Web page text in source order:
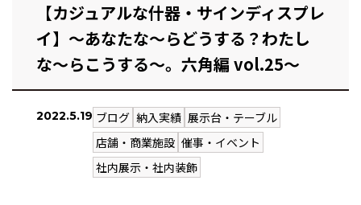
【カジュアルな什器・サインディスプレ
イ】～あなたな～らどうする？わたし
な～らこうする～。六角編 vol.25～
2022.5.19 ブログ 納入実績 展示台・テーブル
店舗・商業施設 催事・イベント
社内展示・社内装飾